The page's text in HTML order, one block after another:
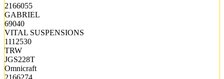
2166055
GABRIEL
69040
VITAL SUSPENSIONS
1112530
TRW
JGS228T
Omnicraft
2166274